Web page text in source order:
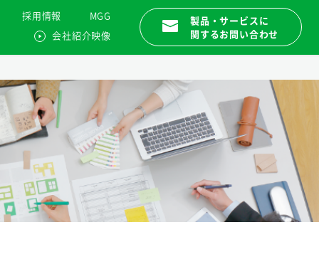
採用情報 MGG
会社紹介映像
製品・サービスに
関するお問い合わせ